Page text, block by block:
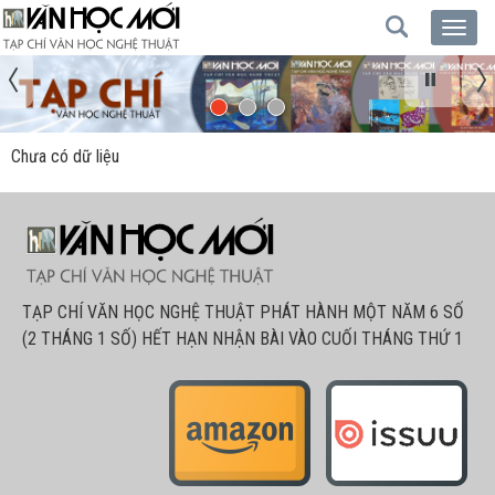
Chưa có dữ liệu
TẠP CHÍ VĂN HỌC NGHỆ THUẬT PHÁT HÀNH MỘT NĂM 6 SỐ
(2 THÁNG 1 SỐ) HẾT HẠN NHẬN BÀI VÀO CUỐI THÁNG THỨ 1